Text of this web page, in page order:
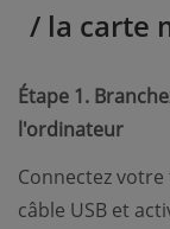
/ la carte
Étape 1.
l'ordinateur
Connectez
câble USB et